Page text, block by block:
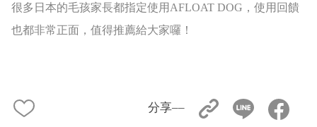
很多日本的毛孩家長都指定使用AFLOAT DOG，使用回饋
也都非常正面，值得推薦給大家囉！
分享––